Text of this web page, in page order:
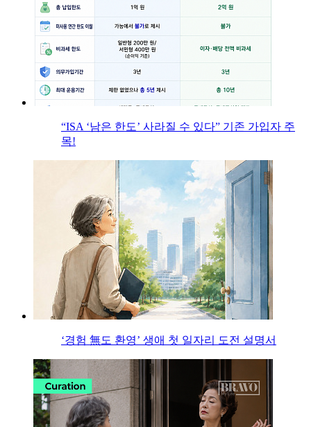
“ISA ‘남은 한도’ 사라질 수 있다” 기존 가입자 주
목!
‘경험 無도 환영’ 생애 첫 일자리 도전 설명서